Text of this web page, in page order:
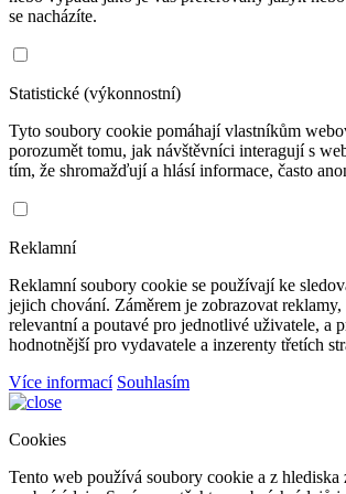
se nacházíte.
Statistické (výkonnostní)
Tyto soubory cookie pomáhají vlastníkům
porozumět tomu, jak návštěvníci interagují s
tím, že shromažďují a hlásí informace, často
Reklamní
Reklamní soubory cookie se používají ke
jejich chování. Záměrem je zobrazovat reklamy,
relevantní a poutavé pro jednotlivé uživatele, a
hodnotnější pro vydavatele a inzerenty třetích
Více informací Souhlasím
Cookies
Tento web používá soubory cookie a z hlediska